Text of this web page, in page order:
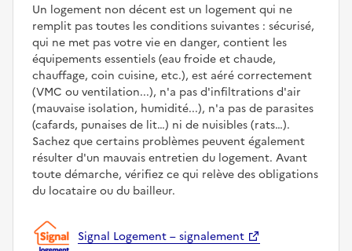
Un logement non décent est un logement qui ne
remplit pas toutes les conditions suivantes : sécurisé,
qui ne met pas votre vie en danger, contient les
équipements essentiels (eau froide et chaude,
chauffage, coin cuisine, etc.), est aéré correctement
(VMC ou ventilation...), n'a pas d'infiltrations d'air
(mauvaise isolation, humidité...), n'a pas de parasites
(cafards, punaises de lit…) ni de nuisibles (rats…).
Sachez que certains problèmes peuvent également
résulter d'un mauvais entretien du logement. Avant
toute démarche, vérifiez ce qui relève des obligations
du locataire ou du bailleur.
Signal Logement – signalement